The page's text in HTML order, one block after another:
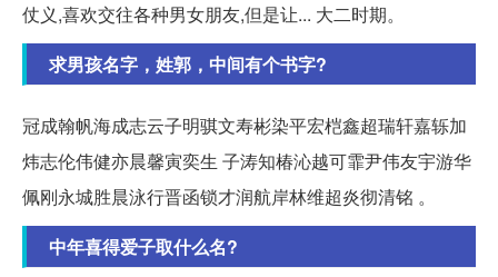
仗义,喜欢交往各种男女朋友,但是让... 大二时期。
求男孩名字，姓郭，中间有个书字?
冠成翰帆海成志云子明骐文寿彬染平宏桤鑫超瑞轩嘉轹加
炜志伦伟健亦晨馨寅奕生 子涛知椿沁越可霏尹伟友宇游华
佩刚永城胜晨泳行晋函锁才润航岸林维超炎彻清铭 。
中年喜得爱子取什么名?